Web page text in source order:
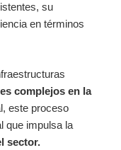
su
en términos
complejos en la
este proceso
que impulsa la
sector.